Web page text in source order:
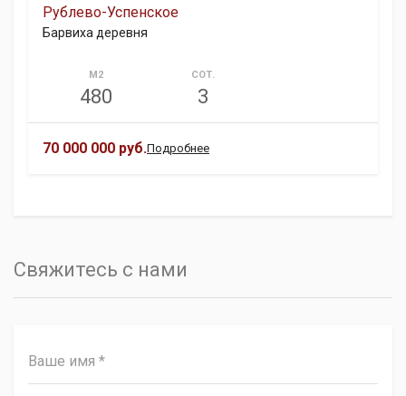
Рублево-Успенское
Барвиха деревня
М2
480
СОТ.
3
70 000 000 руб.Подробнее
Свяжитесь с нами